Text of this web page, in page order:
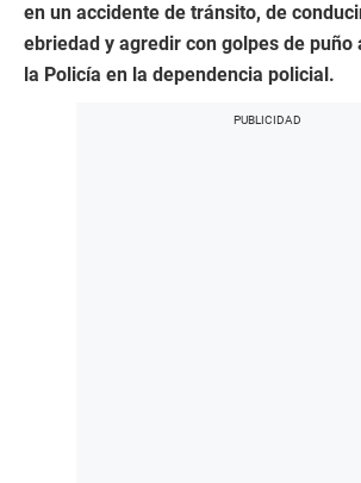
en un accidente de tránsito, de
ebriedad y agredir con golpes de puño
la Policía en la dependencia policial.